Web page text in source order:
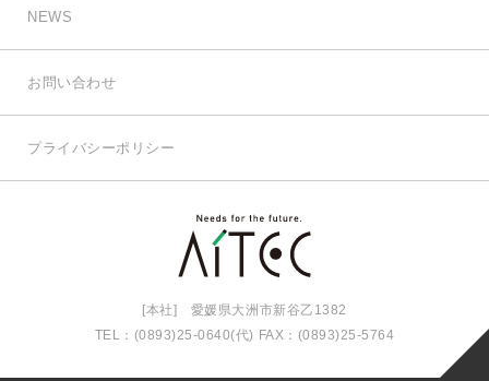
NEWS
お問い合わせ
プライバシーポリシー
[本社] 愛媛県大洲市新谷乙1382
TEL：(0893)25-0640(代) FAX：(0893)25-5764